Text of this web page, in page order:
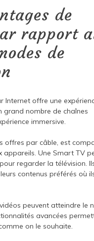
de
rapport
de
Internet offre une
grand nombre de chaînes
immersive.
offres par câble, est
appareils. Une Smart TV
regarder la télévision.
contenus préférés où
peuvent atteindre le
avancées
on le souhaite.